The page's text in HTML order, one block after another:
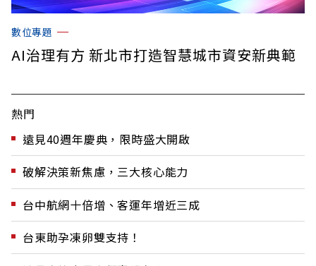
數位專題
AI治理有方 新北市打造智慧城市資安新典範
熱門
遠見40週年慶典，限時盛大開啟
破解決策新焦慮，三大核心能力
台中航網十倍增、客運年增近三成
台東助孕凍卵雙支持！